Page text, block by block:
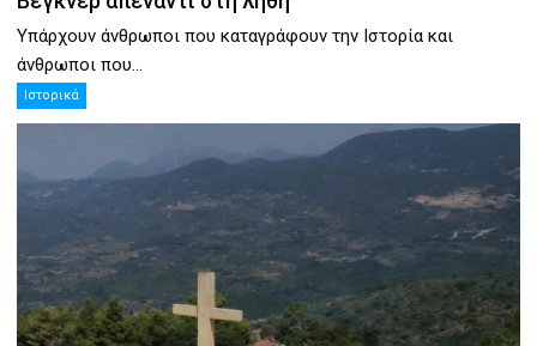
Υπάρχουν άνθρωποι που καταγράφουν την Ιστορία και
άνθρωποι που...
Ιστορικά